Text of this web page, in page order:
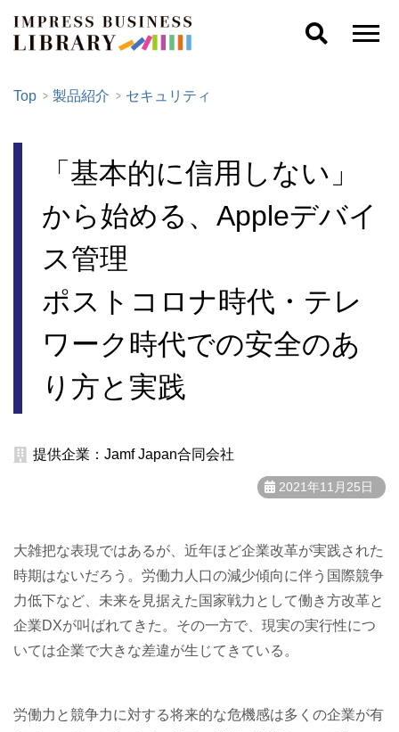
Top 製品紹介 セキュリティ
「基本的に信用しない」
から始める、Appleデバイ
ス管理
ポストコロナ時代・テレ
ワーク時代での安全のあ
り方と実践
提供企業：Jamf Japan合同会社
2021年11月25日
大雑把な表現ではあるが、近年ほど企業改革が実践された
時期はないだろう。労働力人口の減少傾向に伴う国際競争
力低下など、未来を見据えた国家戦力として働き方改革と
企業DXが叫ばれてきた。その一方で、現実の実行性につ
いては企業で大きな差違が生じてきている。
労働力と競争力に対する将来的な危機感は多くの企業が有